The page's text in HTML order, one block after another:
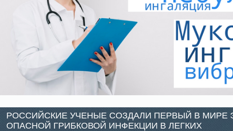
РОССИЙСКИЕ УЧЕНЫЕ СОЗДАЛИ ПЕРВЫЙ В МИРЕ
ОПАСНОЙ ГРИБКОВОЙ ИНФЕКЦИИ В ЛЕГКИХ